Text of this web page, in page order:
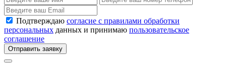
Подтверждаю согласие с правилами обработки
персональных данных и принимаю пользовательское
соглашение
Отправить заявку